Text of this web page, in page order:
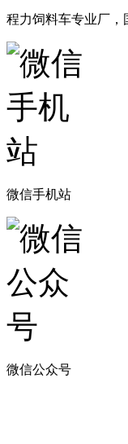
程力饲料车专业厂
微信手机站
微信公众号